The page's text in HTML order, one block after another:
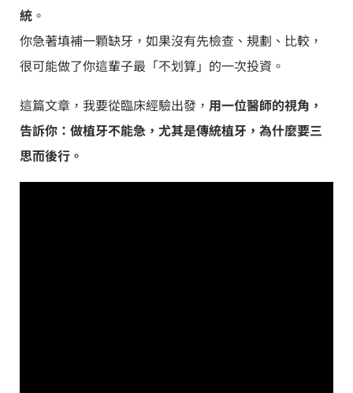
統 。
你急著填補一顆缺牙，如果沒有先檢查、規劃、比較，
很可能做了你這輩子最「不划算」的一次投資。
這篇文章，我要從臨床經驗出發， 用一位醫師的視角，
告訴你：做植牙不能急，尤其是傳統植牙，為什麼要三
思而後行。